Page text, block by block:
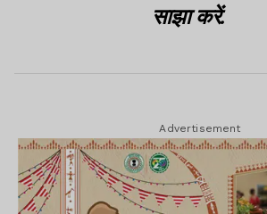
साझा करें.
Advertisement